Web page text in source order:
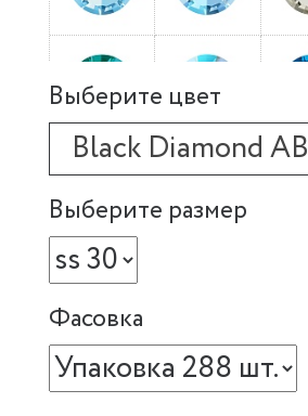
Выберите цвет
Black Diamond AB
Выберите размер
Фасовка